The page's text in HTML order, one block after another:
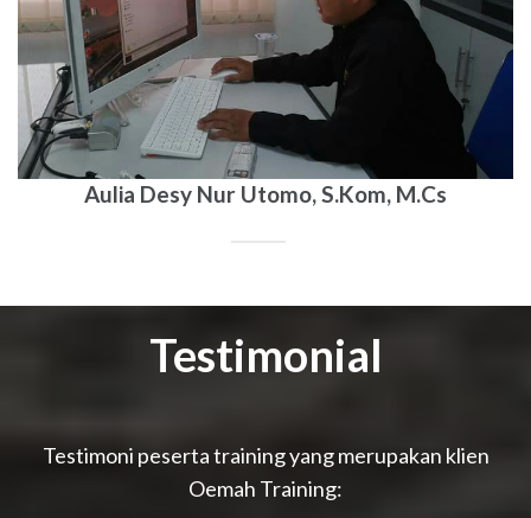
Aulia Desy Nur Utomo, S.Kom, M.Cs
Testimonial
Testimoni peserta training yang merupakan klien
Oemah Training: